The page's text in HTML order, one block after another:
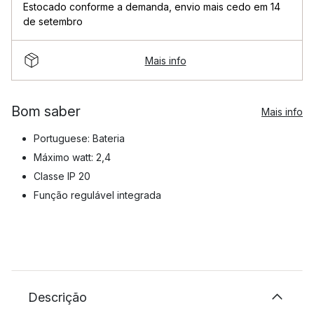
Estocado conforme a demanda envio mais cedo em 14
de setembro
Mais info
Bom saber Mais info
Portuguese: Bateria
Máximo watt: 2,4
Classe IP 20
Função regulável integrada
Descrição